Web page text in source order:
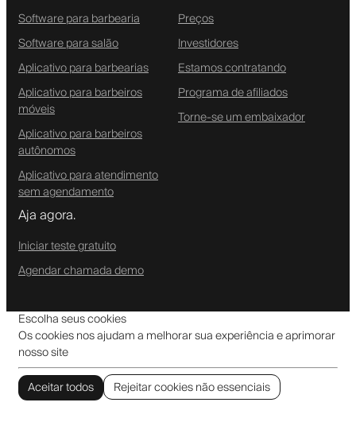
Software para barbearia
Software para salão
Aplicativo para barbearias
Aplicativo para barbeiros
móveis
Aplicativo para barbeiros
autônomos
Aplicativo para atendimento
sem agendamento
Preços
Investidores
Estamos contratando
Programa de afiliados
Torne-se um embaixador
Aja agora.
Iniciar teste gratuito
Agendar chamada demo
Escolha seus cookies
Os cookies nos ajudam a melhorar sua experiência e aprimorar
nosso site
Aceitar todos
Rejeitar cookies não essenciais